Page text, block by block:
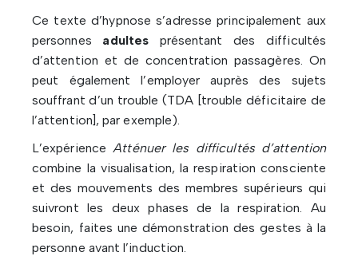
Ce texte d’hypnose s’adresse principalement aux
personnes adultesprésentant des difficultés
d’attention et de concentration passagères. On
peut également l’employer auprès des sujets
souffrant d’un trouble (TDA [trouble déficitaire de
l’attention], par exemple).
L’expérience Atténuer les difficultés d’attention
combine la visualisation, la respiration consciente
et des mouvements des membres supérieurs qui
suivront les deux phases de la respiration. Au
besoin, faites une démonstration des gestes à la
personne avant l’induction.